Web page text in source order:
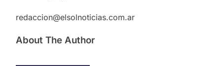
redaccion@elsolnoticias.com.ar
About The Author